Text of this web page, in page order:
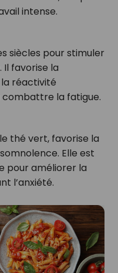
intense.
siècles pour stimuler
Il favorise la
réactivité
la fatigue.
thé vert, favorise la
Elle est
pour améliorer la
l’anxiété.